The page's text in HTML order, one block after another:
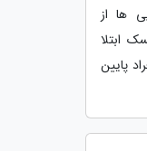
ها از
ابتلا
پایین